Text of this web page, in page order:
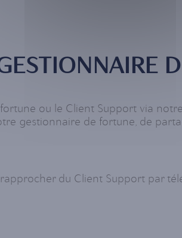
ou le Client Support via
gestionnaire de fortune, de
du Client Support par